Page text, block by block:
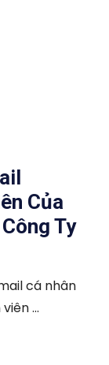
Của
Ty
cá nhân
...